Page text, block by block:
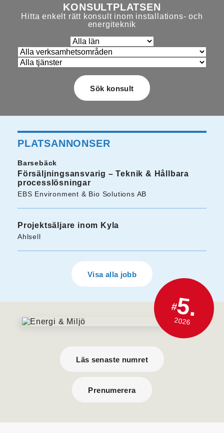
KONSULTPLATSEN
Hitta enkelt rätt konsult inom installations- och
energiteknik
PLATSANNONSER
Barsebäck
Försäljningsansvarig – Teknik & Hållbara
processlösningar
EBS Environment & Bio Solutions AB
Projektsäljare inom Kyla
Ahlsell
Visa alla jobb
#5.
2026
Läs senaste numret
Prenumerera